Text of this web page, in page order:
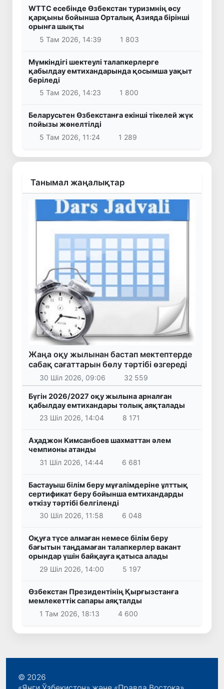
WTTC есебінде Өзбекстан туризмнің өсу
қарқыны бойынша Орталық Азияда бірінші
орынға шықты
5 Там 2026, 14:39
1 803
Мүмкіндігі шектеулі талапкерлерге
қабылдау емтихандарында қосымша уақыт
беріледі
5 Там 2026, 14:23
1 800
Беларусьтен Өзбекстанға екінші тікелей жүк
пойызы жөнелтілді
5 Там 2026, 11:24
1 289
Танымал жаңалықтар
Жаңа оқу жылынан бастап мектептерде
сабақ сағаттарын бөлу тәртібі өзгереді
30 Шіл 2026, 09:06 32 559
Бүгін 2026/2027 оқу жылына арналған
қабылдау емтихандары толық аяқталады
23 Шіл 2026, 14:04
8 171
Аҳаджон Кимсанбоев шахматтан әлем
чемпионы атанды
31 Шіл 2026, 14:44
6 681
Бастауыш білім беру мұғалімдеріне ұлттық
сертификат беру бойынша емтихандарды
өткізу тәртібі белгіленді
30 Шіл 2026, 11:58
6 048
Оқуға түсе алмаған немесе білім беру
бағытын таңдамаған талапкерлер вакант
орындар үшін байқауға қатыса алады
29 Шіл 2026, 14:00
5 197
Өзбекстан Президентінің Қырғызстанға
мемлекеттік сапары аяқталды
1 Там 2026, 18:13
4 600
© 2026